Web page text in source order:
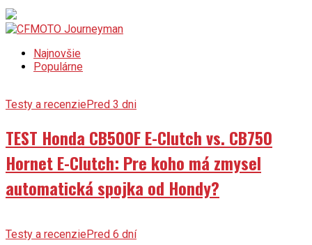
Najnovšie
Populárne
Testy a recenziePred 3 dni
TEST Honda CB500F E-Clutch vs. CB750
Hornet E-Clutch: Pre koho má zmysel
automatická spojka od Hondy?
Testy a recenziePred 6 dní